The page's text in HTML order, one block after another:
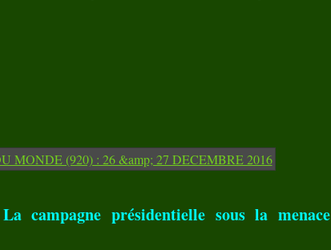
campagne présidentielle sous la menace